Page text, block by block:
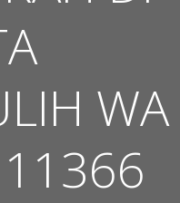
WA